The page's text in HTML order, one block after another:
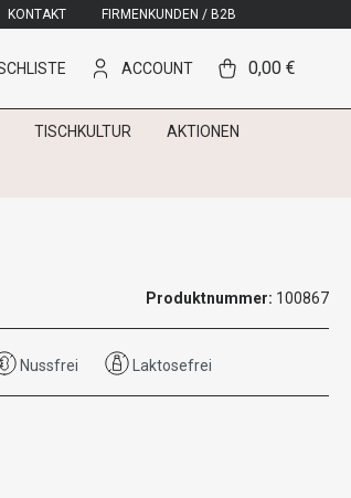
KONTAKT FIRMENKUNDEN / B2B
ACCOUNT 0,00 €
TISCHKULTUR AKTIONEN
Produktnummer: 100867
Nussfrei Laktosefrei